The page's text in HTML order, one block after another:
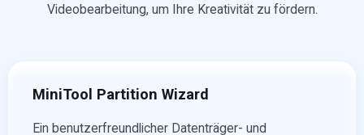
Videobearbeitung, um Ihre Kreativität zu fördern.
MiniTool Partition Wizard
Ein benutzerfreundlicher Datenträger- und